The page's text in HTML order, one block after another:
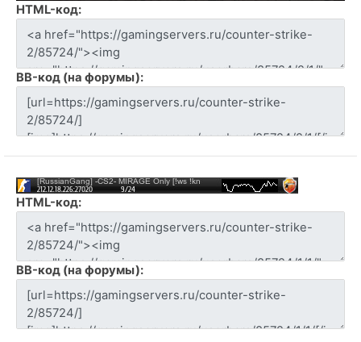
HTML-код:
BB-код (на форумы):
HTML-код:
BB-код (на форумы):